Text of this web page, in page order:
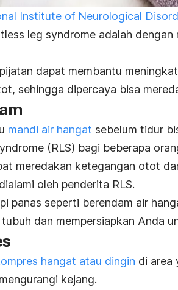
Institute of Neurological
leg syndrome adalah dengan
dapat membantu
sehingga dipercaya bisa
mandi air hangat sebelum tidur
e (RLS) bagi beberapa
meredakan ketegangan otot
oleh penderita RLS.
panas seperti berendam air
dan mempersiapkan Anda
hangat atau dingin di area
kejang.